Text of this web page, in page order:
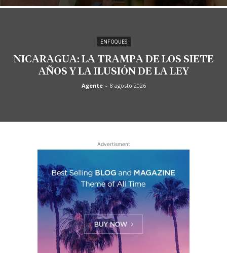
ENFOQUES
NICARAGUA: LA TRAMPA DE LOS SIETE
AÑOS Y LA ILUSIÓN DE LA LEY
Agente - 8 agosto 2026
Advertisment